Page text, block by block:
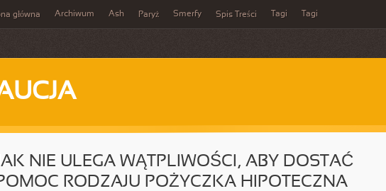
główna Archiwum Ash Paryż Smerfy Spis Treści Tagi Tagi
NIE ULEGA WĄTPLIWOŚCI, ABY DOSTAĆ
POMOC RODZAJU POŻYCZKA HIPOTECZNA